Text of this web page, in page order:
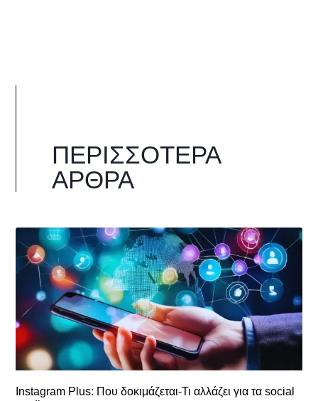
ΠΕΡΙΣΣΌΤΕΡΑ
ΆΡΘΡΑ
Instagram Plus: Που δοκιμάζεται-Τι αλλάζει για τα social